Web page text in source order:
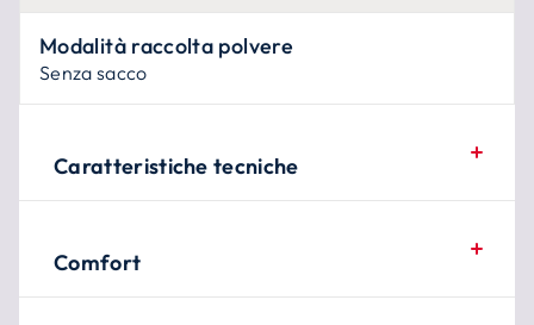
Modalità raccolta polvere
Senza sacco
Caratteristiche tecniche
Comfort